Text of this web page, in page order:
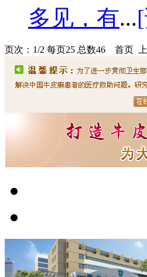
多见，有...
页次：1/2 每页25 总数46 首页